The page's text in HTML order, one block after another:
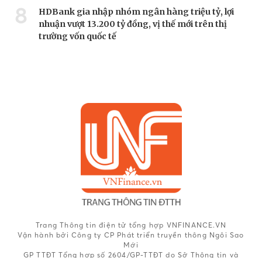
8
HDBank gia nhập nhóm ngân hàng triệu tỷ, lợi
nhuận vượt 13.200 tỷ đồng, vị thế mới trên thị
trường vốn quốc tế
Trang Thông tin điện tử tổng hợp VNFINANCE.VN
Vận hành bởi Công ty CP Phát triển truyền thông Ngôi Sao
Mới
GP TTĐT Tổng hợp số 2604/GP-TTĐT do Sở Thông tin và